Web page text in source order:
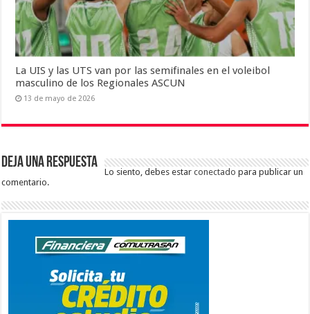
La UIS y las UTS van por las semifinales en el voleibol
masculino de los Regionales ASCUN
13 de mayo de 2026
Deja una respuesta
Lo siento, debes estarconectado para publicar un
comentario.